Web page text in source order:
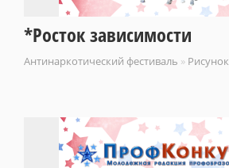
*Росток зависимости
Антинаркотический фестиваль » Рисунок